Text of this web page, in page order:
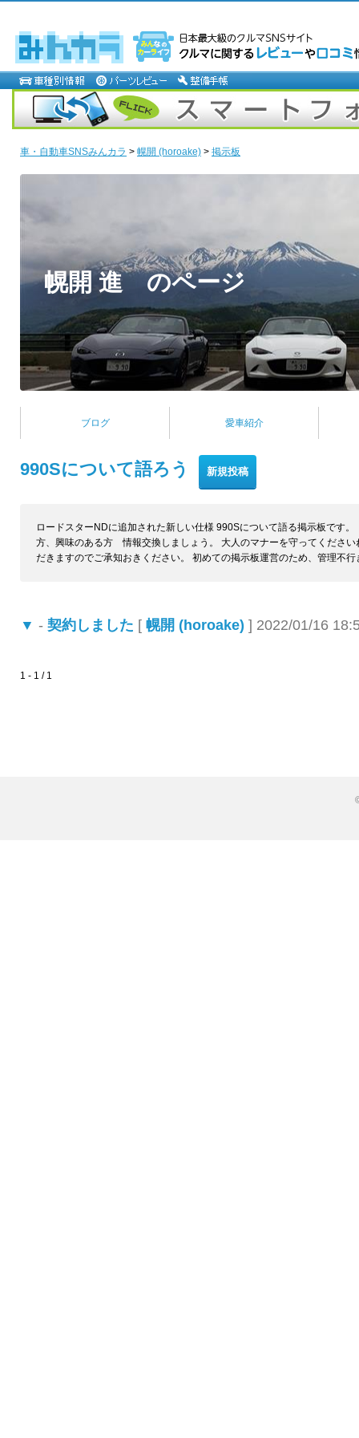
車・自動車SNSみんカラ > 幌開 (horoake) > 掲示板
幌開 進 のページ
ブログ 愛車紹介
990Sについて語ろう
ロードスターNDに追加された新しい仕様 990Sについて語る掲示板で
方、興味のある方 情報交換しましょう。 大人のマナーを守ってくださ
だきますのでご承知おきください。 初めての掲示板運営のため、管理不
▼ - 契約しました [ 幌開 (horoake) ] 2022/01/16
1 - 1 / 1